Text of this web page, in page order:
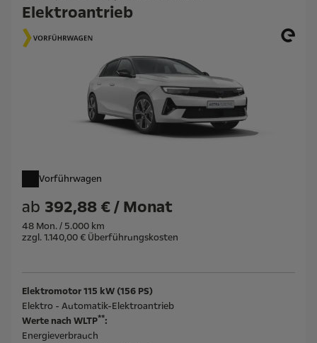
Elektroantrieb
Vorführwagen
ab 392,88 € / Monat
48 Mon. / 5.000 km
zzgl. 1.140,00 € Überführungskosten
Elektromotor 115 kW (156 PS)
Elektro - Automatik-Elektroantrieb
Werte nach WLTP**:
Energieverbrauch